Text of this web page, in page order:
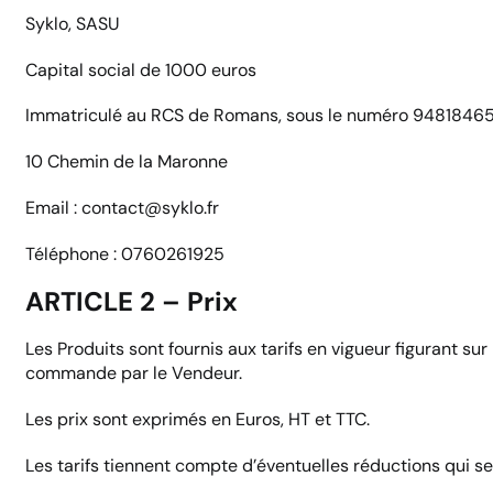
Syklo, SASU
Capital social de 1000 euros
Immatriculé au RCS de Romans, sous le numéro
10 Chemin de la Maronne
Email : contact@syklo.fr
Téléphone : 0760261925
ARTICLE 2 – Prix
Les Produits sont fournis aux tarifs en vigueur figurant
commande par le Vendeur.
Les prix sont exprimés en Euros, HT et TTC.
Les tarifs tiennent compte d’éventuelles réductions qui